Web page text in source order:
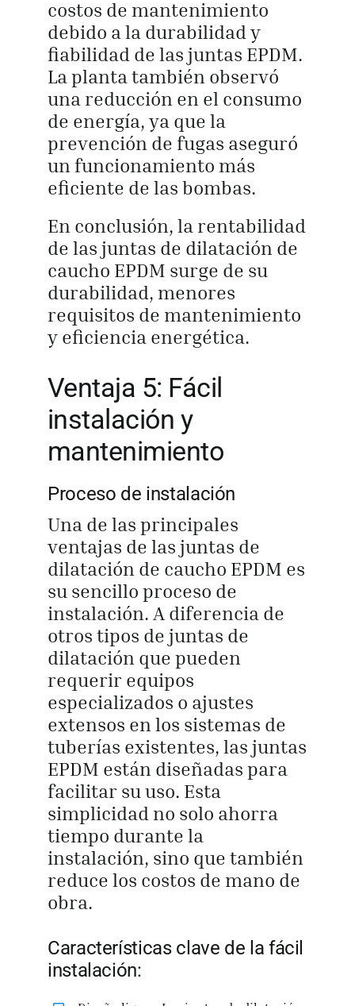
costos de mantenimiento
debido a la durabilidad y
fiabilidad de las juntas EPDM.
La planta también observó
una reducción en el consumo
de energía, ya que la
prevención de fugas aseguró
un funcionamiento más
eficiente de las bombas.
En conclusión, la rentabilidad
de las juntas de dilatación de
caucho EPDM surge de su
durabilidad, menores
requisitos de mantenimiento
y eficiencia energética.
Ventaja 5: Fácil
instalación y
mantenimiento
Proceso de instalación
Una de las principales
ventajas de las juntas de
dilatación de caucho EPDM es
su sencillo proceso de
instalación. A diferencia de
otros tipos de juntas de
dilatación que pueden
requerir equipos
especializados o ajustes
extensos en los sistemas de
tuberías existentes, las juntas
EPDM están diseñadas para
facilitar su uso. Esta
simplicidad no solo ahorra
tiempo durante la
instalación, sino que también
reduce los costos de mano de
obra.
Características clave de la fácil
instalación: